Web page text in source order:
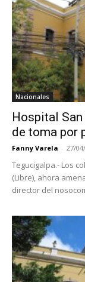
Nacionales
Hospital
de toma por
Fanny Varela - 27/
Tegucigalpa.- Los
(Libre), ahora
director del